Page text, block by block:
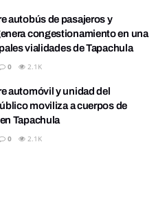
autobús de pasajeros y
congestionamiento en una
vialidades de Tapachula
0 2.1K
automóvil y unidad del
moviliza a cuerpos de
Tapachula
0 2.1K